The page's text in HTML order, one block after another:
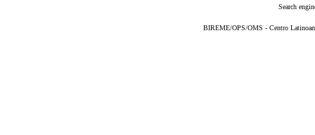
Search
BIREME/OPS/OMS - Centro